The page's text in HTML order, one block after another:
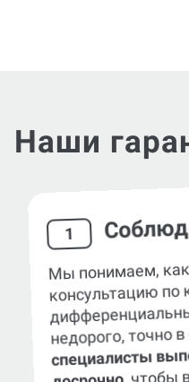
Наши
1
Мы понимаем,
консультацию по
недорого, точно
специалисты
, чтобы